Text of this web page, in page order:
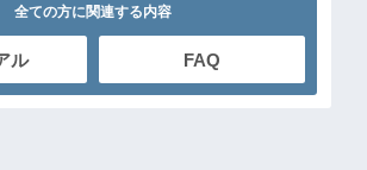
全ての方に関連する内容
ル FAQ